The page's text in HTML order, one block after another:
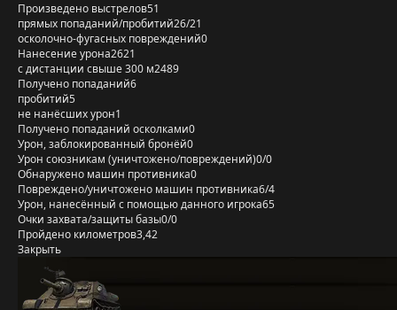
Произведено выстрелов51
прямых попаданий/пробитий26/21
осколочно-фугасных повреждений0
Нанесение урона2621
с дистанции свыше 300 м2489
Получено попаданий6
пробитий5
не нанёсших урон1
Получено попаданий осколками0
Урон, заблокированный бронёй0
Урон союзникам (уничтожено/повреждений)0/0
Обнаружено машин противника0
Повреждено/уничтожено машин противника6/4
Урон, нанесённый с помощью данного игрока65
Очки захвата/защиты базы0/0
Пройдено километров3,42
Закрыть